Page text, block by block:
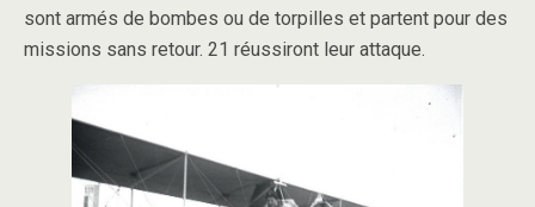
sont armés de bombes ou de torpilles et partent pour des
missions sans retour. 21 réussiront leur attaque.